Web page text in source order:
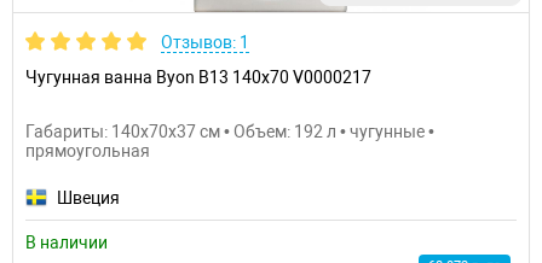
Отзывов: 1
Чугунная ванна Byon B13 140x70 V0000217
Габариты: 140x70x37 см • Объем: 192 л • чугунные •
прямоугольная
Швеция
В наличии